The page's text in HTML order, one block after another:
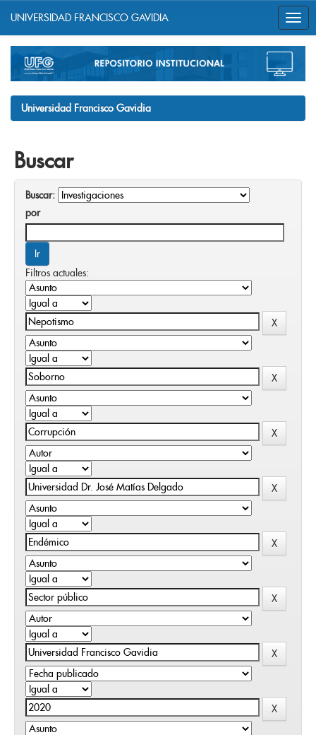
navigation
UNIVERSIDAD FRANCISCO GAVIDIA
Universidad Francisco Gavidia
Buscar
Buscar:
por
Filtros actuales: